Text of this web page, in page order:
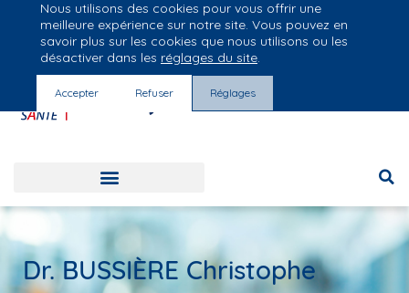
Groupe Vivalto Santé
Entre nous, la vie
Dr. BUSSIÈRE Christophe
Nous utilisons des cookies pour vous offrir une
meilleure expérience sur notre site. Vous pouvez en
savoir plus sur les cookies que nous utilisons ou les
désactiver dans les réglages du site.
Accepter Refuser Réglages